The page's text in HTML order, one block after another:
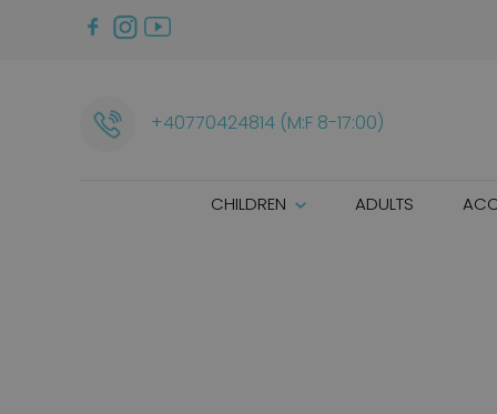
+40770424814 (M:F 8-17:00)
CHILDREN ADULTS